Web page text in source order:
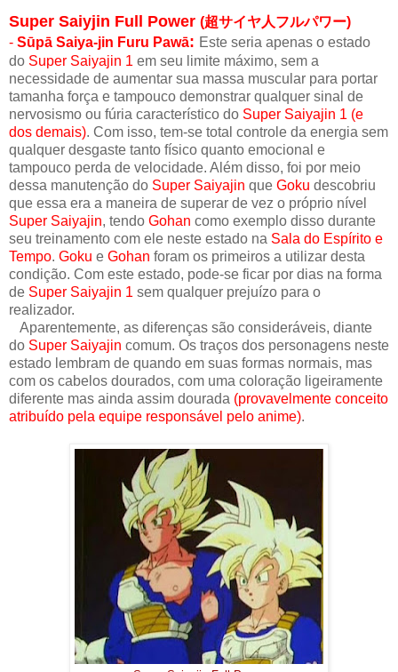
Super Saiyjin Full Power (超サイヤ人フルパワー)
- Sūpā Saiya-jin Furu Pawā: Este seria apenas o estado
do Super Saiyajin 1 em seu limite máximo, sem a
necessidade de aumentar sua massa muscular para portar
tamanha força e tampouco demonstrar qualquer sinal de
nervosismo ou fúria característico do Super Saiyajin 1 (e
dos demais). Com isso, tem-se total controle da energia sem
qualquer desgaste tanto físico quanto emocional e
tampouco perda de velocidade. Além disso, foi por meio
dessa manutenção do Super Saiyajin que Goku descobriu
que essa era a maneira de superar de vez o próprio nível
Super Saiyajin, tendo Gohan como exemplo disso durante
seu treinamento com ele neste estado na Sala do Espírito e
Tempo. Goku e Gohan foram os primeiros a utilizar desta
condição. Com este estado, pode-se ficar por dias na forma
de Super Saiyajin 1 sem qualquer prejuízo para o
realizador.
Aparentemente, as diferenças são consideráveis, diante
do Super Saiyajin comum. Os traços dos personagens neste
estado lembram de quando em suas formas normais, mas
com os cabelos dourados, com uma coloração ligeiramente
diferente mas ainda assim dourada (provavelmente conceito
atribuído pela equipe responsável pelo anime).